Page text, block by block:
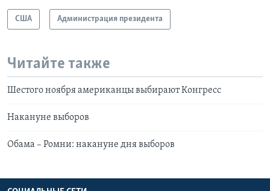
США Администрация президента
Читайте также
Шестого ноября американцы выбирают Конгресс
Накануне выборов
Обама – Ромни: накануне дня выборов